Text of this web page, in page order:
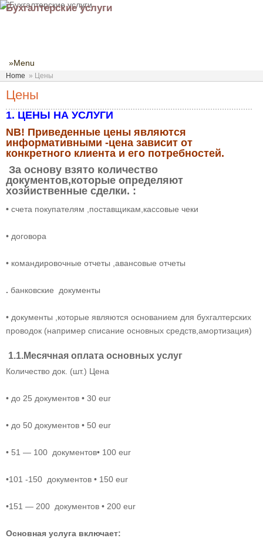
Бухгалтерские услуги
»Menu
Home » Цены
Цены
1. ЦЕНЫ НА УСЛУГИ
NB! Приведенные цены являются
информативными -цена зависит от
конкретного клиента и его потребностей.
За основу взято количество
документов,которые определяют
хозйиственные сделки. :
• счета покупателям ,поставщикам,кассовые чеки
• договора
• командировочные отчеты ,авансовые отчеты
. банковские документы
• документы ,которые являются основанием для бухгалтерских
проводок (например списание основных средств,амортизация)
1.1.Месячная оплата основных услуг
Количество док. (шт.) Цена
• до 25 документов • 30 eur
• до 50 документов • 50 eur
• 51 — 100 документов• 100 eur
•101 -150 документов • 150 eur
•151 — 200 документов • 200 eur
Основная услуга включает: